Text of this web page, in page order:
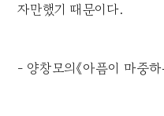
자만했기 때문이다.
- 양창모의《아픔이 마중